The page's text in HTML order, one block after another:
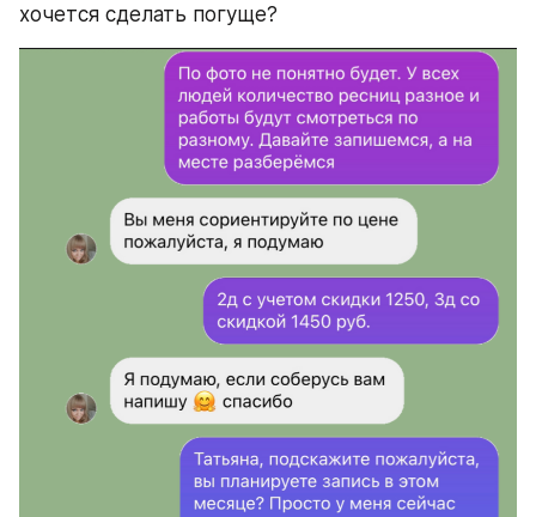
хочется сделать погуще?